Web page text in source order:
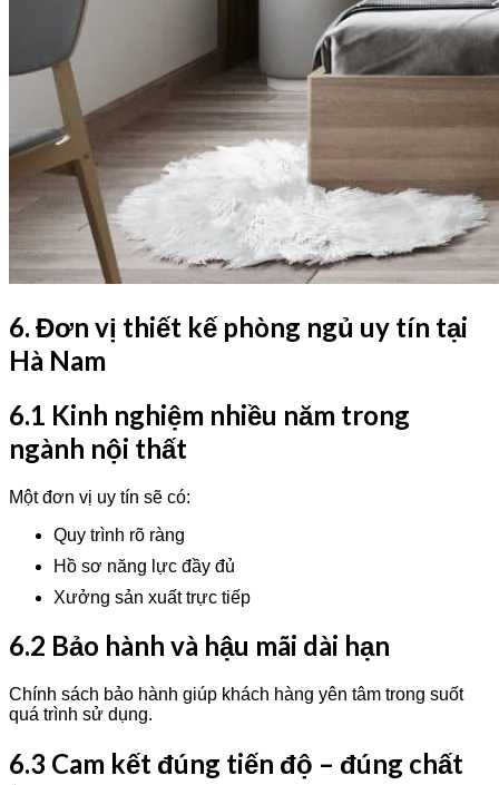
6. Đơn vị thiết kế phòng ngủ uy tín tại
Hà Nam
6.1 Kinh nghiệm nhiều năm trong
ngành nội thất
Một đơn vị uy tín sẽ có:
Quy trình rõ ràng
Hồ sơ năng lực đầy đủ
Xưởng sản xuất trực tiếp
6.2 Bảo hành và hậu mãi dài hạn
Chính sách bảo hành giúp khách hàng yên tâm trong suốt
quá trình sử dụng.
6.3 Cam kết đúng tiến độ – đúng chất